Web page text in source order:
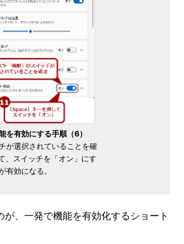
を有効にする手順（6）
が選択されていることを確
、スイッチを「オン」にす
有効になる。
、一発で機能を有効化するショート